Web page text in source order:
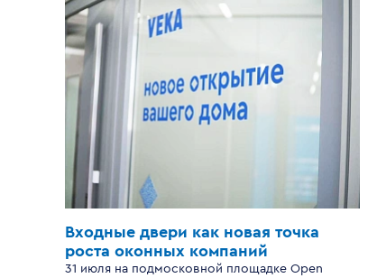
Входные двери как новая точка
роста оконных компаний
31 июля на подмосковной площадке Open